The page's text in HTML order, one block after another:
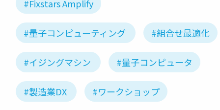
#Fixstars Amplify
#量子コンピューティング #組合せ最適化
#イジングマシン #量子コンピュータ
#製造業DX #ワークショップ